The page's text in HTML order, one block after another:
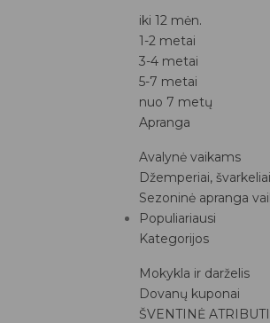
iki 12 mėn.
1-2 metai
3-4 metai
5-7 metai
nuo 7 metų
Apranga
Avalynė vaikams
Džemperiai,
Sezoninė apranga
Populiariausi
Kategorijos
Mokykla ir darželis
Dovanų kuponai
ŠVENTINĖ